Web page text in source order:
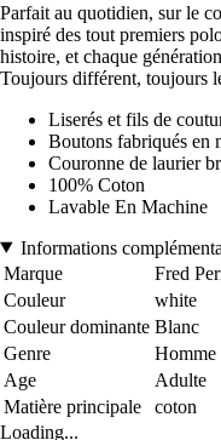
Parfait au quotidien, sur le
inspiré des tout premiers
histoire, et chaque
Toujours différent, toujours
Liserés et fils de
Boutons fabriqués en
Couronne de laurier
100% Coton
Lavable En Machine
Informations
Marque
Fred
Couleur
white
Couleur dominante Blanc
Genre
Homme
Age
Adulte
Matière principale
coton
Loading...